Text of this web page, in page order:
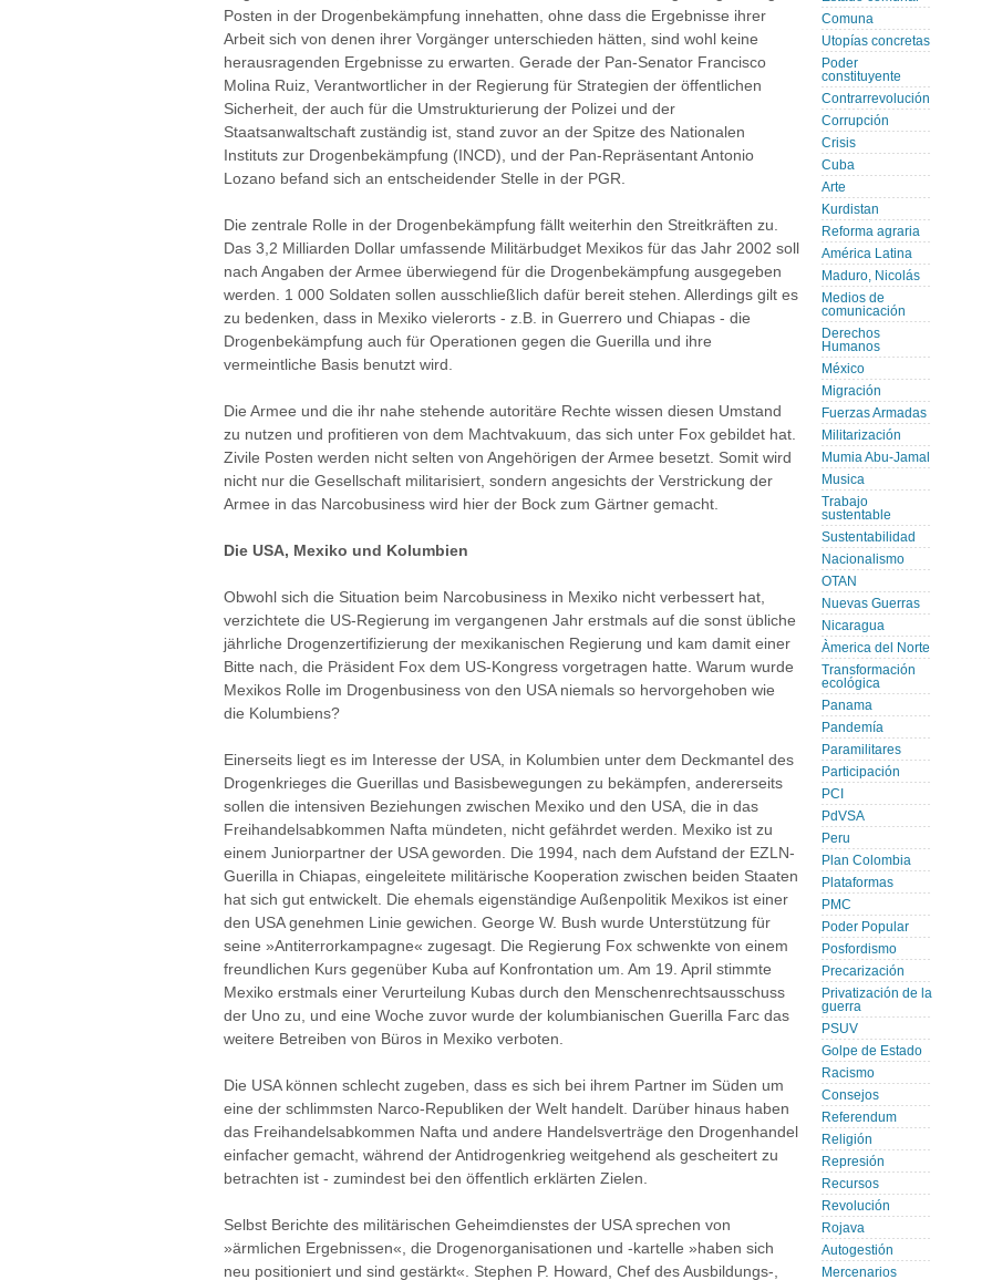
Posten in der Drogenbekämpfung innehatten, ohne dass die Ergebnisse ihrer
Arbeit sich von denen ihrer Vorgänger unterschieden hätten, sind wohl keine
herausragenden Ergebnisse zu erwarten. Gerade der Pan-Senator Francisco
Molina Ruiz, Verantwortlicher in der Regierung für Strategien der öffentlichen
Sicherheit, der auch für die Umstrukturierung der Polizei und der
Staatsanwaltschaft zuständig ist, stand zuvor an der Spitze des Nationalen
Instituts zur Drogenbekämpfung (INCD), und der Pan-Repräsentant Antonio
Lozano befand sich an entscheidender Stelle in der PGR.
Die zentrale Rolle in der Drogenbekämpfung fällt weiterhin den Streitkräften zu.
Das 3,2 Milliarden Dollar umfassende Militärbudget Mexikos für das Jahr 2002 soll
nach Angaben der Armee überwiegend für die Drogenbekämpfung ausgegeben
werden. 1 000 Soldaten sollen ausschließlich dafür bereit stehen. Allerdings gilt es
zu bedenken, dass in Mexiko vielerorts - z.B. in Guerrero und Chiapas - die
Drogenbekämpfung auch für Operationen gegen die Guerilla und ihre
vermeintliche Basis benutzt wird.
Die Armee und die ihr nahe stehende autoritäre Rechte wissen diesen Umstand
zu nutzen und profitieren von dem Machtvakuum, das sich unter Fox gebildet hat.
Zivile Posten werden nicht selten von Angehörigen der Armee besetzt. Somit wird
nicht nur die Gesellschaft militarisiert, sondern angesichts der Verstrickung der
Armee in das Narcobusiness wird hier der Bock zum Gärtner gemacht.
Die USA, Mexiko und Kolumbien
Obwohl sich die Situation beim Narcobusiness in Mexiko nicht verbessert hat,
verzichtete die US-Regierung im vergangenen Jahr erstmals auf die sonst übliche
jährliche Drogenzertifizierung der mexikanischen Regierung und kam damit einer
Bitte nach, die Präsident Fox dem US-Kongress vorgetragen hatte. Warum wurde
Mexikos Rolle im Drogenbusiness von den USA niemals so hervorgehoben wie
die Kolumbiens?
Einerseits liegt es im Interesse der USA, in Kolumbien unter dem Deckmantel des
Drogenkrieges die Guerillas und Basisbewegungen zu bekämpfen, andererseits
sollen die intensiven Beziehungen zwischen Mexiko und den USA, die in das
Freihandelsabkommen Nafta mündeten, nicht gefährdet werden. Mexiko ist zu
einem Juniorpartner der USA geworden. Die 1994, nach dem Aufstand der EZLN-
Guerilla in Chiapas, eingeleitete militärische Kooperation zwischen beiden Staaten
hat sich gut entwickelt. Die ehemals eigenständige Außenpolitik Mexikos ist einer
den USA genehmen Linie gewichen. George W. Bush wurde Unterstützung für
seine »Antiterrorkampagne« zugesagt. Die Regierung Fox schwenkte von einem
freundlichen Kurs gegenüber Kuba auf Konfrontation um. Am 19. April stimmte
Mexiko erstmals einer Verurteilung Kubas durch den Menschenrechtsausschuss
der Uno zu, und eine Woche zuvor wurde der kolumbianischen Guerilla Farc das
weitere Betreiben von Büros in Mexiko verboten.
Die USA können schlecht zugeben, dass es sich bei ihrem Partner im Süden um
eine der schlimmsten Narco-Republiken der Welt handelt. Darüber hinaus haben
das Freihandelsabkommen Nafta und andere Handelsverträge den Drogenhandel
einfacher gemacht, während der Antidrogenkrieg weitgehend als gescheitert zu
betrachten ist - zumindest bei den öffentlich erklärten Zielen.
Selbst Berichte des militärischen Geheimdienstes der USA sprechen von
»ärmlichen Ergebnissen«, die Drogenorganisationen und -kartelle »haben sich
neu positioniert und sind gestärkt«. Stephen P. Howard, Chef des Ausbildungs-,
Comuna
Utopías concretas
Poder
constituyente
Contrarrevolución
Corrupción
Crisis
Cuba
Arte
Kurdistan
Reforma agraria
América Latina
Maduro, Nicolás
Medios de
comunicación
Derechos
Humanos
México
Migración
Fuerzas Armadas
Militarización
Mumia Abu-Jamal
Musica
Trabajo
sustentable
Sustentabilidad
Nacionalismo
OTAN
Nuevas Guerras
Nicaragua
Àmerica del Norte
Transformación
ecológica
Panama
Pandemía
Paramilitares
Participación
PCI
PdVSA
Peru
Plan Colombia
Plataformas
PMC
Poder Popular
Posfordismo
Precarización
Privatización de la
guerra
PSUV
Golpe de Estado
Racismo
Consejos
Referendum
Religión
Represión
Recursos
Revolución
Rojava
Autogestión
Mercenarios